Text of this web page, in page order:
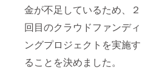
金が不足しているため、２
回目のクラウドファンディ
ングプロジェクトを実施す
ることを決めました。